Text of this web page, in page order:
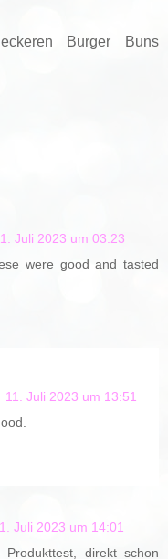
Burger Buns
Juli 2023 um 03:23
were good and tasted
11. Juli 2023 um 13:51
Juli 2023 um 14:01
direkt schon